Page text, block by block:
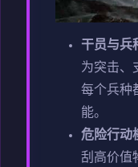
干员与兵
为突击、
每个兵种
能。
危险行动
刮高价值